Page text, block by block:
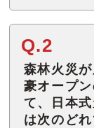
Q.2
森林火災
豪オープ
て、日本
は次のどれ